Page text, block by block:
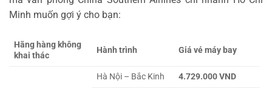
Minh muốn gợi ý cho bạn:
Hãng hàng không
khai thác
Hành trình Giá vé máy bay
Hà Nội – Bắc Kinh 4.729.000 VND